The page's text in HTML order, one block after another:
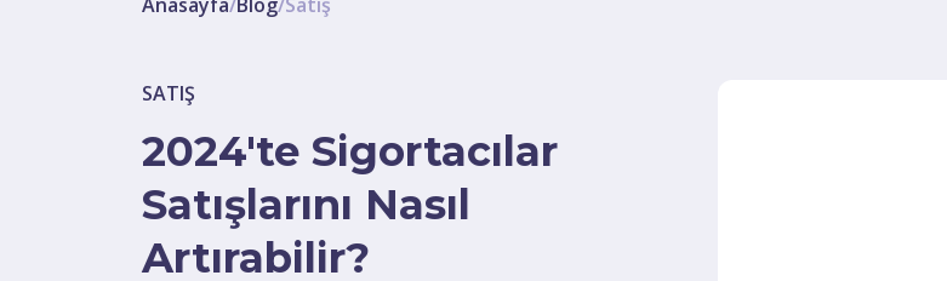
SATIŞ
2024'te Sigortacılar
Satışlarını Nasıl
Artırabilir?